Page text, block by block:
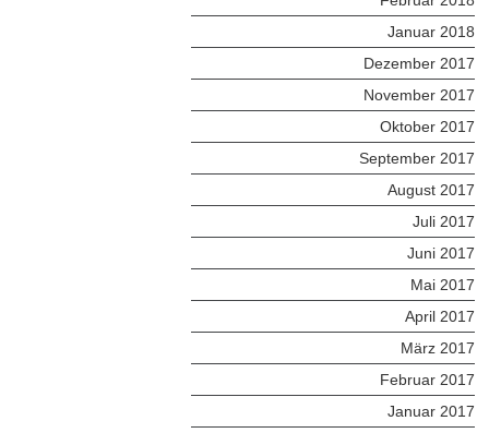
Januar 2018
Dezember 2017
November 2017
Oktober 2017
September 2017
August 2017
Juli 2017
Juni 2017
Mai 2017
April 2017
März 2017
Februar 2017
Januar 2017